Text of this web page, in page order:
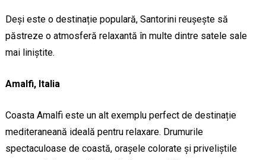
Deși este o destinație populară, Santorini reușește să
păstreze o atmosferă relaxantă în multe dintre satele sale
mai liniștite.
Amalfi, Italia
Coasta Amalfi este un alt exemplu perfect de destinație
mediteraneană ideală pentru relaxare. Drumurile
spectaculoase de coastă, orașele colorate și priveliștile